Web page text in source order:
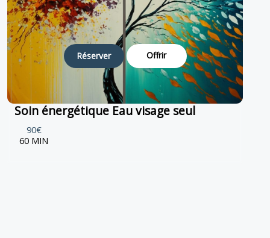
Réserver Offrir
Soin énergétique Eau visage seul
90€
60 MIN